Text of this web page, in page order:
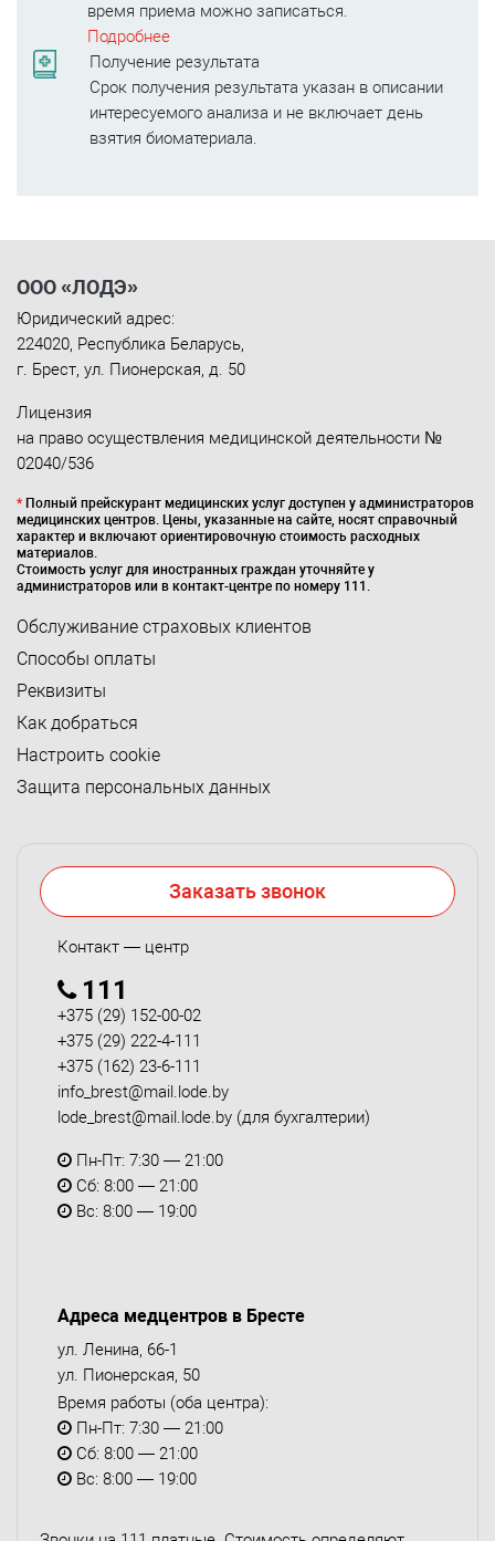
время приема можно записаться.
Подробнее
Получение результата
Срок получения результата указан в описании
интересуемого анализа и не включает день
взятия биоматериала.
ООО «ЛОДЭ»
Юридический адрес:
224020, Республика Беларусь,
г. Брест, ул. Пионерская, д. 50
Лицензия
на право осуществления медицинской деятельности №
02040/536
* Полный прейскурант медицинских услуг доступен у администраторов
медицинских центров. Цены, указанные на сайте, носят справочный
характер и включают ориентировочную стоимость расходных
материалов.
Стоимость услуг для иностранных граждан уточняйте у
администраторов или в контакт-центре по номеру 111.
Обслуживание страховых клиентов
Способы оплаты
Реквизиты
Как добраться
Настроить cookie
Защита персональных данных
Заказать звонок
Контакт — центр
111
+375 (29) 152-00-02
+375 (29) 222-4-111
+375 (162) 23-6-111
info_brest@mail.lode.by
lode_brest@mail.lode.by (для бухгалтерии)
Пн-Пт: 7:30 — 21:00
Сб: 8:00 — 21:00
Вс: 8:00 — 19:00
Адреса медцентров в Бресте
ул. Ленина, 66-1
ул. Пионерская, 50
Время работы (оба центра):
Пн-Пт: 7:30 — 21:00
Сб: 8:00 — 21:00
Вс: 8:00 — 19:00